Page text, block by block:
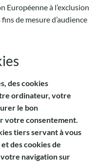
Européenne à l’exclusion
de mesure d’audience
des cookies
ordinateur, votre
le bon
votre consentement.
tiers servant à vous
des cookies de
navigation sur